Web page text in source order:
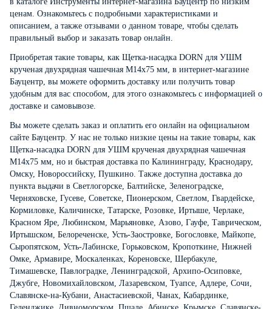
ценам. Ознакомьтесь с подробными характеристиками и
описанием, а также отзывами о данном товаре, чтобы сделать
правильный выбор и заказать товар онлайн.
Приобретая такие товары, как Щетка-насадка DORN для УШМ
крученая двухрядная чашечная М14х75 мм, в интернет-магазине
Бауцентр, вы можете оформить доставку или получить товар
удобным для вас способом, для этого ознакомьтесь с информацией о
доставке и самовывозе.
Вы можете сделать заказ и оплатить его онлайн на официальном
сайте Бауцентр. У нас не только низкие цены на такие товары, как
Щетка-насадка DORN для УШМ крученая двухрядная чашечная
М14х75 мм, но и быстрая доставка по Калининграду, Краснодару,
Омску, Новороссийску, Пушкино. Также доступна доставка до
пункта выдачи в Светлогорске, Балтийске, Зеленоградске,
Черняховске, Гусеве, Советске, Пионерском, Светлом, Гвардейске,
Кормиловке, Каличинске, Татарске, Розовке, Иртыше, Черлаке,
Красном Яре, Любинском, Марьяновке, Азово, Гауфе, Таврическом,
Иртышском, Белореченске, Усть-Заостровке, Богословке, Майкопе,
Сыропятском, Усть-Лабинске, Горьковском, Кропоткине, Нижней
Омке, Армавире, Москаленках, Кореновске, Шербакуле,
Тимашевске, Павлоградке, Ленинградской, Архипо-Осиповке,
Джубге, Новомихайловском, Лазаревском, Туапсе, Адлере, Сочи,
Славянске-на-Кубани, Анастасиевской, Чанах, Кабардинке,